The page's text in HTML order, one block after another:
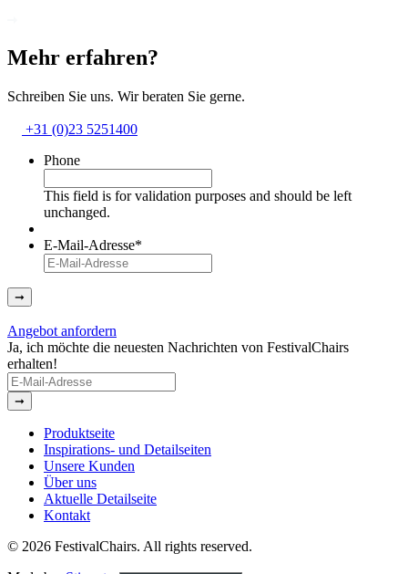
Mehr erfahren?
Schreiben Sie uns. Wir beraten Sie gerne.
+31 (0)23 5251400
Phone
This field is for validation purposes and should be left
unchanged.
E-Mail-Adresse*
➞
Angebot anfordern
Ja, ich möchte die neuesten Nachrichten von FestivalChairs
erhalten!
E-
Mail-
Adresse
➞
Produktseite
Inspirations- und Detailseiten
Unsere Kunden
Über uns
Aktuelle Detailseite
Kontakt
© 2026 FestivalChairs. All rights reserved.